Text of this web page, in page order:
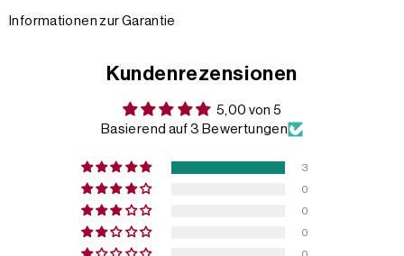
Informationen zur Garantie
Kundenrezensionen
5,00 von 5
Basierend auf 3 Bewertungen
3
0
0
0